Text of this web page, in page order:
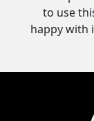
to use
happy with